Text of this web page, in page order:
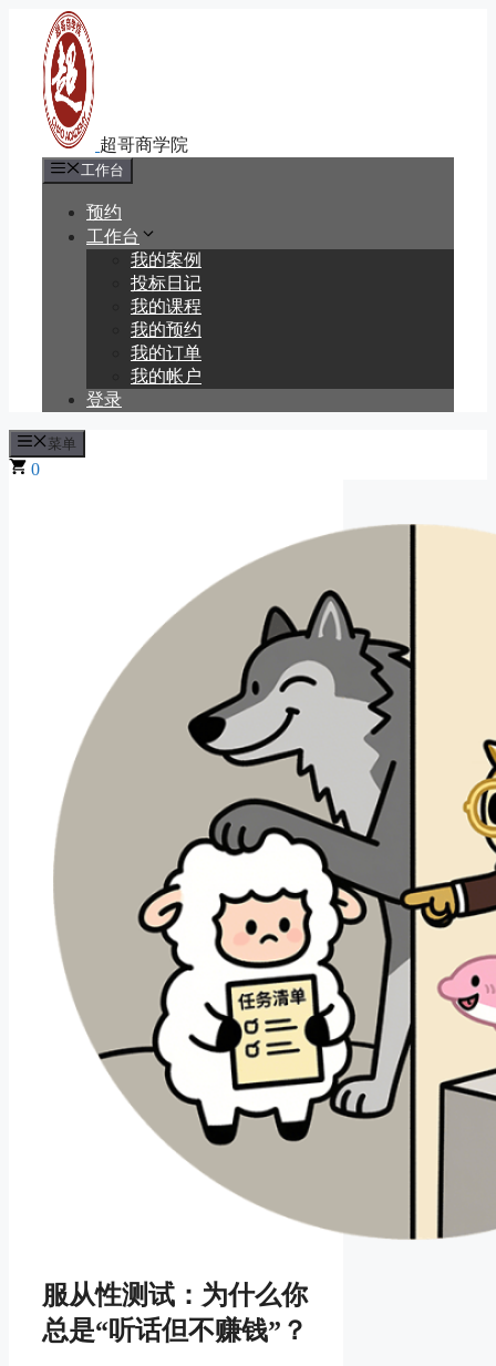
工作台
预约
工作台
我的案例
投标日记
我的课程
我的预约
我的订单
我的帐户
登录
菜单
0
服从性测试：为什么你
总是“听话但不赚钱”？